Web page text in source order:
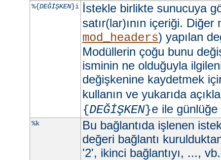
%{DEĞİŞKEN}i İstekle birlikte sunucuya
satır(lar)ının içeriği.
mod_headers) yapılan
Modüllerin çoğu bunu
isminin ne olduğuyla
değişkenine kaydetmek
kullanın ve yukarıda
{DEĞİŞKEN}e ile
%k
Bu bağlantıda işlenen
değeri bağlantı
'2', ikinci bağlantıyı, ...,